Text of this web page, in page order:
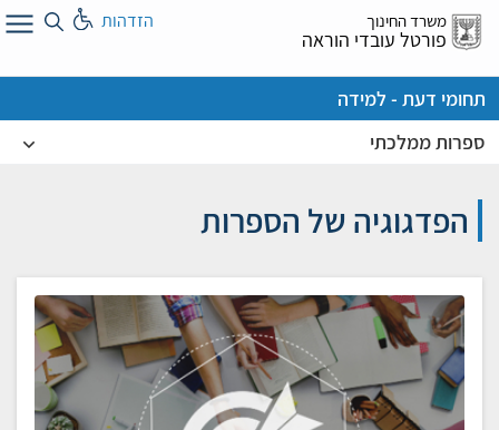
דלג
אל
משרד החינוך
פורטל עובדי הוראה
הזדהות
תחומי דעת - למידה
ספרות ממלכתי
הפדגוגיה של הספרות